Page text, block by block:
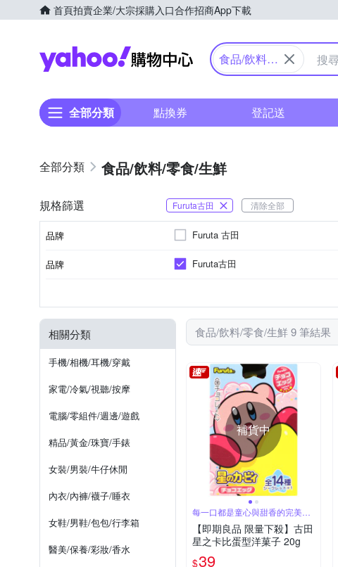
首頁拍賣企業/大宗採購入口合作招商App下載
Yahoo購物中心
食品/飲料/
全部分類 點換券 登記送
食品/飲料/零食/生鮮
規格篩選 Furuta古田 清除全部
品牌 Furuta 古田
品牌 Furuta古田
相關分類
手機/相機/耳機/穿戴
家電/冷氣/視聽/按摩
電腦/零組件/週邊/遊戲
精品/黃金/珠寶/手錶
女裝/男裝/牛仔休閒
內衣/內褲/襪子/睡衣
女鞋/男鞋/包包/行李箱
醫美/保養/彩妝/香水
食品/飲料/零食/生鮮 9 筆結果
補貨中
每一口都是童心與甜香的完美邂
逅
【即期良品 限量下殺】古田
星之卡比蛋型洋菓子 20g
$39